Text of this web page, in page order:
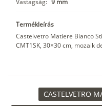
Vastagság: 9 mm
Termékleírás
Castelvetro Matiere Bianco
CMT1SK, 30×30 cm, mozaik
CASTELVETRO